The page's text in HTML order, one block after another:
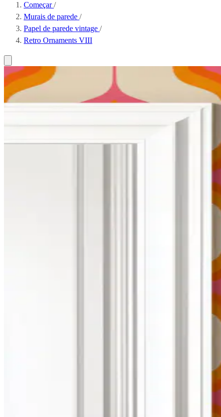
Começar/
Murais de parede /
Papel de parede vintage /
Retro Ornaments VIII